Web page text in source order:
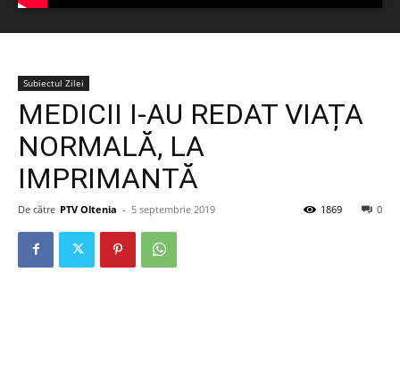
Subiectul Zilei
MEDICII I-AU REDAT VIAȚA
NORMALĂ, LA
IMPRIMANTĂ
De către PTV Oltenia - 5 septembrie 2019 0
1869